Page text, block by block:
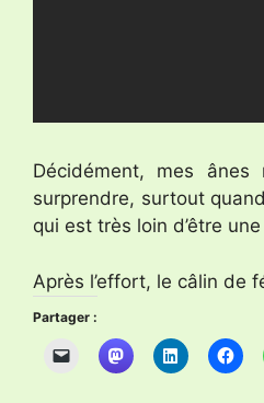
Décidément, mes
surprendre, surtout
qui est très loin d’être
Après l’effort, le câlin de
Partager :